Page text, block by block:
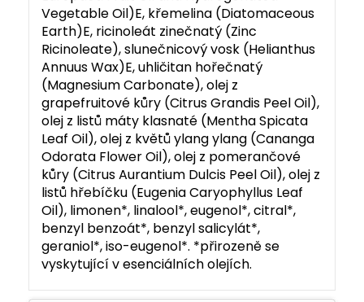
Vegetable Oil)E, křemelina (Diatomaceous
Earth)E, ricinoleát zinečnatý (Zinc
Ricinoleate), slunečnicový vosk (Helianthus
Annuus Wax)E, uhličitan hořečnatý
(Magnesium Carbonate), olej z
grapefruitové kůry (Citrus Grandis Peel Oil),
olej z listů máty klasnaté (Mentha Spicata
Leaf Oil), olej z květů ylang ylang (Cananga
Odorata Flower Oil), olej z pomerančové
kůry (Citrus Aurantium Dulcis Peel Oil), olej z
listů hřebíčku (Eugenia Caryophyllus Leaf
Oil), limonen*, linalool*, eugenol*, citral*,
benzyl benzoát*, benzyl salicylát*,
geraniol*, iso-eugenol*. *přirozeně se
vyskytující v esenciálních olejích.